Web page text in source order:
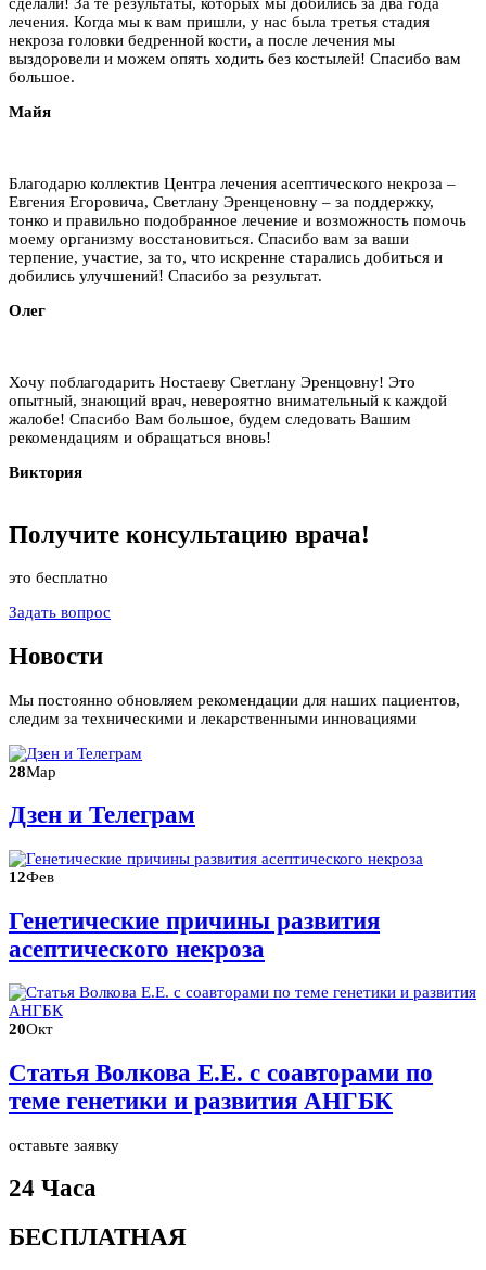
лечения. Когда мы к вам пришли, у нас была третья стадия
некроза головки бедренной кости, а после лечения мы
выздоровели и можем опять ходить без костылей! Спасибо вам
большое.
Майя
Благодарю коллектив Центра лечения асептического некроза –
Евгения Егоровича, Светлану Эренценовну – за поддержку,
тонко и правильно подобранное лечение и возможность помочь
моему организму восстановиться. Спасибо вам за ваши
терпение, участие, за то, что искренне старались добиться и
добились улучшений! Спасибо за результат.
Олег
Хочу поблагодарить Ностаеву Светлану Эренцовну! Это
опытный, знающий врач, невероятно внимательный к каждой
жалобе! Спасибо Вам большое, будем следовать Вашим
рекомендациям и обращаться вновь!
Виктория
Получите консультацию врача!
это бесплатно
Задать вопрос
Новости
Мы постоянно обновляем рекомендации для наших пациентов,
следим за техническими и лекарственными инновациями
28Мар
Дзен и Телеграм
12Фев
Генетические причины развития
асептического некроза
20Окт
Статья Волкова Е.Е. с соавторами по
теме генетики и развития АНГБК
оставьте заявку
24 Часа
БЕСПЛАТНАЯ